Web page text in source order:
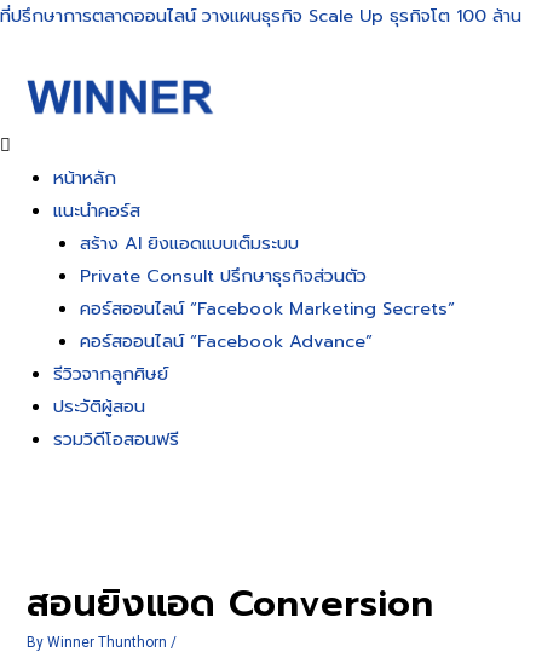
Skip
content
ที่ปรึกษาการตลาดออนไลน์ วางแผนธุรกิจ Scale Up ธุรกิจโต 100 ล้าน
หน้าหลัก
แนะนำคอร์ส
สร้าง AI ยิงแอดแบบเต็มระบบ
Private Consult ปรึกษาธุรกิจส่วนตัว
คอร์สออนไลน์ “Facebook Marketing Secrets”
คอร์สออนไลน์ “Facebook Advance”
รีวิวจากลูกศิษย์
ประวัติผู้สอน
รวมวิดีโอสอนฟรี
สอนยิงแอด Conversion
ByWinner Thunthorn /